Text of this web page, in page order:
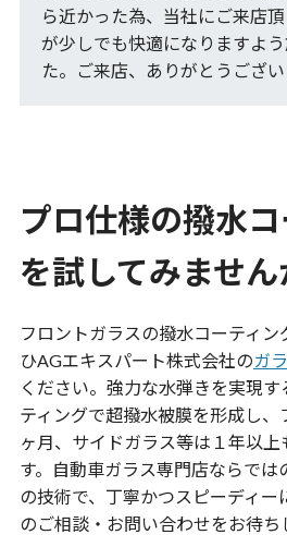
ら近かった為、当社にご来店
が少しでも快適になりますよ
た。ご来店、ありがとうござい
プロ仕様の撥水
を試してみません
フロントガラスの撥水コーティ
ひAGエキスパート株式会社のガ
ください。強力な水弾きを実現
ティングで超撥水被膜を形成し、
ヶ月、サイドガラス等は１年以
す。自動車ガラス専門店ならでは
の技術で、丁寧かつスピーディー
のご相談・お問い合わせをお待ち